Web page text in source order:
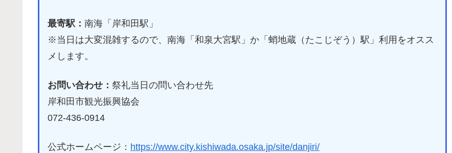
最寄駅： 南海「岸和田駅」
※当日は大変混雑するので、南海「和泉大宮駅」か「蛸地蔵（たこじぞう）駅」利用をオスス
メします。
お問い合わせ： 祭礼当日の問い合わせ先
岸和田市観光振興協会
072-436-0914
公式ホームページ： https://www.city.kishiwada.osaka.jp/site/danjiri/